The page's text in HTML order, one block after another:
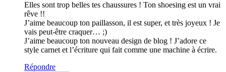
Elles sont trop belles tes chaussures ! Ton shoesing est un vrai
rêve !!
J’aime beaucoup ton paillasson, il est super, et très joyeux ! Je
vais peut-être craquer… ;)
J’aime beaucoup ton nouveau design de blog ! J’adore ce
style carnet et l’écriture qui fait comme une machine à écrire.
Répondre